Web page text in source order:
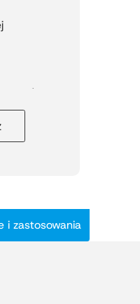
biura,
tworząc
i zastosowania